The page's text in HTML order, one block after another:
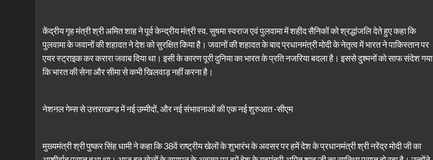
केंद्रीय गृह मंत्री श्री अमित शाह ने पूर्व केन्द्रीय मंत्री स्व. सुषमा स्वराज एवं पुलवामा में शहीद सैनिकों को श्रद्धांजलि देते हुए कहा कि
पुलवामा के जवानों की शहादत ने देश को सुरक्षित किया है। जवानों की शहादत के बाद प्रधानमंत्री मोदी के नेतृत्व में भारत ने पाकिस्तान पर
एयर स्ट्राइक कर करारा जवाब दिया था। इसी के कारण पूरी दुनिया का भारत के प्रति नजरिया बदला है। इससे दुश्मनों को साफ संदेश गया
कि भारत की सेना और सीमा से कभी खिलवाड़ नहीं करना है।
नेशनल गेम्स से उत्तराखण्ड में नई उम्मीदों, और नई संभावनाओं की एक नई शुरुआत -सीएम
मुख्यमंत्री श्री पुष्कर सिंह धामी ने कहा कि 38वें राष्ट्रीय खेलों के शुभारंभ के अवसर पर हमें देश के प्रधानमंत्री श्री नरेंद्र मोदी जी का